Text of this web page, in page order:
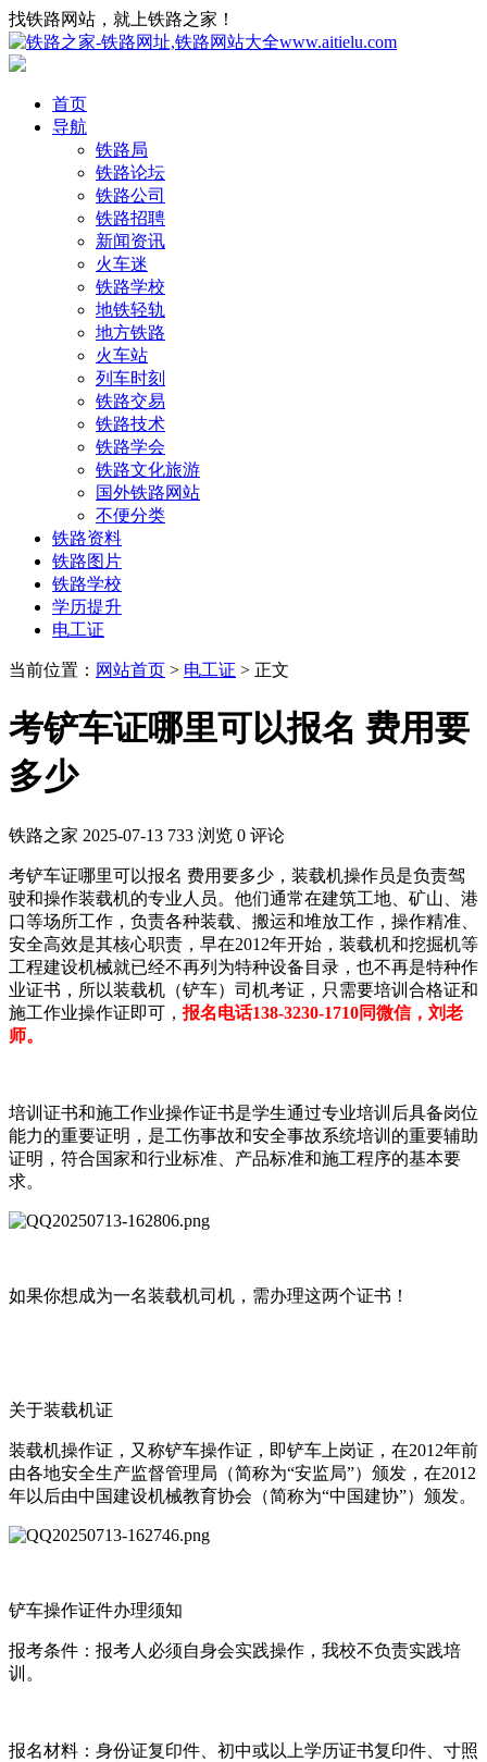
找铁路网站，就上铁路之家！
首页
导航
铁路局
铁路论坛
铁路公司
铁路招聘
新闻资讯
火车迷
铁路学校
地铁轻轨
地方铁路
火车站
列车时刻
铁路交易
铁路技术
铁路学会
铁路文化旅游
国外铁路网站
不便分类
铁路资料
铁路图片
铁路学校
学历提升
电工证
当前位置： 网站首页 > 电工证 > 正文
考铲车证哪里可以报名 费用要
多少
铁路之家 2025-07-13 733 浏览 0 评论
考铲车证哪里可以报名 费用要多少，装载机操作员是负责驾
驶和操作装载机的专业人员。他们通常在建筑工地、矿山、港
口等场所工作，负责各种装载、搬运和堆放工作，操作精准、
安全高效是其核心职责，早在2012年开始，装载机和挖掘机等
工程建设机械就已经不再列为特种设备目录，也不再是特种作
业证书，所以装载机（铲车）司机考证，只需要培训合格证和
施工作业操作证即可， 报名电话138-3230-1710同微信，刘老
师。
培训证书和施工作业操作证书是学生通过专业培训后具备岗位
能力的重要证明，是工伤事故和安全事故系统培训的重要辅助
证明，符合国家和行业标准、产品标准和施工程序的基本要
求。
如果你想成为一名装载机司机，需办理这两个证书！
关于装载机证
装载机操作证，又称铲车操作证，即铲车上岗证，在2012年前
由各地安全生产监督管理局（简称为“安监局”）颁发，在2012
年以后由中国建设机械教育协会（简称为“中国建协”）颁发。
铲车操作证件办理须知
报考条件：报考人必须自身会实践操作，我校不负责实践培
训。
报名材料：身份证复印件、初中或以上学历证书复印件、寸照